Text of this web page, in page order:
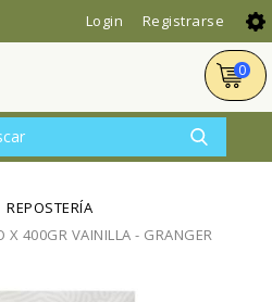
Login Registrarse
0
REPOSTERÍA
X 400GR VAINILLA - GRANGER